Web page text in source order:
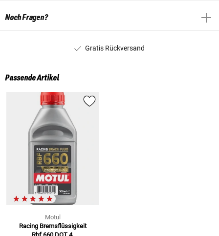
Noch Fragen?
Gratis Rückversand
Passende Artikel
Motul
Racing Bremsflüssigkeit